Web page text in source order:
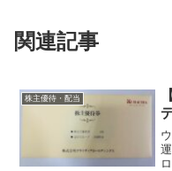
関連記事
株主優待・配当